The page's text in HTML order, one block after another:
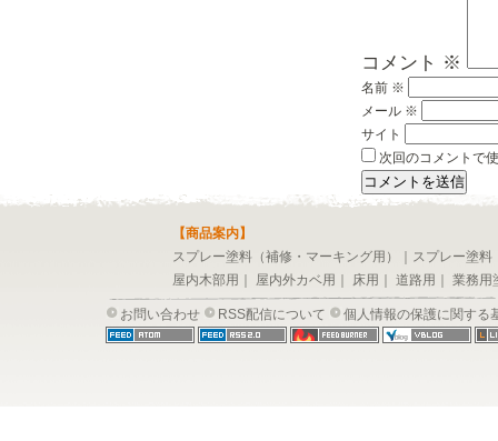
コメント ※
名前 ※
メール ※
サイト
次回のコメントで
【商品案内】
スプレー塗料（補修・マーキング用）
スプレー塗料
屋内木部用
屋内外カベ用 床用 道路用 業務用
お問い合わせ RSS配信について 個人情報の保護に関する